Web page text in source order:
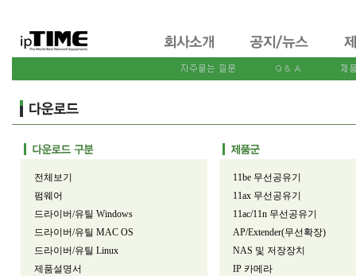
전체보기
펌웨어
드라이버/유틸 Windows
드라이버/유틸 MAC OS
드라이버/유틸 Linux
제품설명서
11be 무선공유기
11ax 무선공유기
11ac/11n 무선공유기
AP/Extender(무선확장)
NAS 및 저장장치
IP 카메라